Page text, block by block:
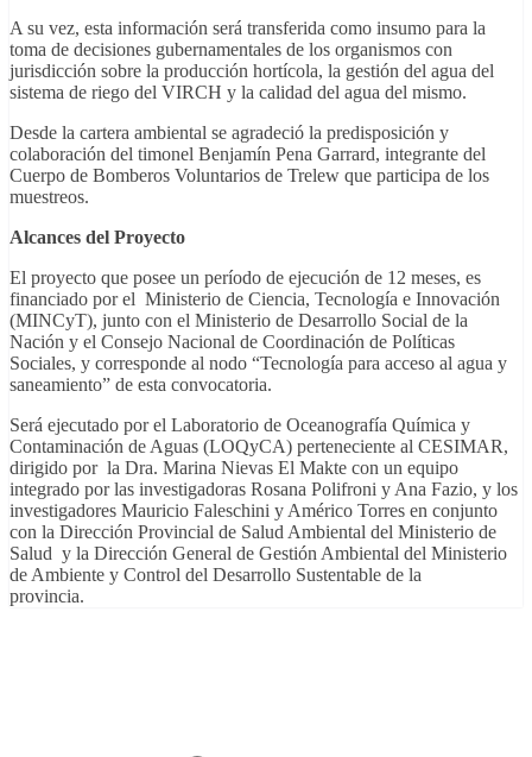
A su vez, esta información será transferida como insumo para la
toma de decisiones gubernamentales de los organismos con
jurisdicción sobre la producción hortícola, la gestión del agua del
sistema de riego del VIRCH y la calidad del agua del mismo.
Desde la cartera ambiental se agradeció la predisposición y
colaboración del timonel Benjamín Pena Garrard, integrante del
Cuerpo de Bomberos Voluntarios de Trelew que participa de los
muestreos.
Alcances del Proyecto
El proyecto que posee un período de ejecución de 12 meses, es
financiado por el Ministerio de Ciencia, Tecnología e Innovación
(MINCyT), junto con el Ministerio de Desarrollo Social de la
Nación y el Consejo Nacional de Coordinación de Políticas
Sociales, y corresponde al nodo “Tecnología para acceso al agua y
saneamiento” de esta convocatoria.
Será ejecutado por el Laboratorio de Oceanografía Química y
Contaminación de Aguas (LOQyCA) perteneciente al CESIMAR,
dirigido por la Dra. Marina Nievas El Makte con un equipo
integrado por las investigadoras Rosana Polifroni y Ana Fazio, y los
investigadores Mauricio Faleschini y Américo Torres en conjunto
con la Dirección Provincial de Salud Ambiental del Ministerio de
Salud y la Dirección General de Gestión Ambiental del Ministerio
de Ambiente y Control del Desarrollo Sustentable de la
provincia.